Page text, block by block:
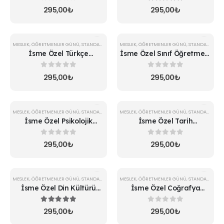
05 üzerinden
295,00₺ 5.005 üzerinden
295,00₺
MESLEK, ÖĞRETMENLER GÜNÜ, STANDART KUPA
İsme Özel Türkçe
Öğretmeni Kupa
05 üzerinden
295,00₺
MESLEK, ÖĞRETMENLER GÜNÜ, STANDART KUPA
İsme Özel Sınıf Öğretmeni
Kupa
05 üzerinden
295,00₺
MESLEK ÖĞRETMENLER GÜNÜ STANDART KUPA
İsme Özel Psikolojik
Danışman Kupa 2
05 üzerinden
295,00₺
MESLEK ÖĞRETMENLER GÜNÜ STANDART KUPA
İsme Özel Tarih
Öğretmeni Kupa
05 üzerinden
295,00₺
MESLEK, ÖĞRETMENLER GÜNÜ, STANDART KUPA
İsme Özel Din Kültürü
Öğretmeni Kupa
5.005 üzerinden
295,00₺
MESLEK, ÖĞRETMENLER GÜNÜ, STANDART KUPA
İsme Özel Coğrafya
Öğretmeni Kupa
05 üzerinden
295,00₺